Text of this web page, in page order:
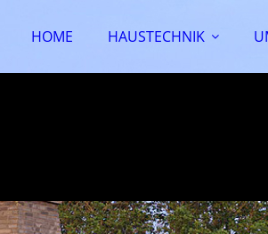
HOME HAUSTECHNIK